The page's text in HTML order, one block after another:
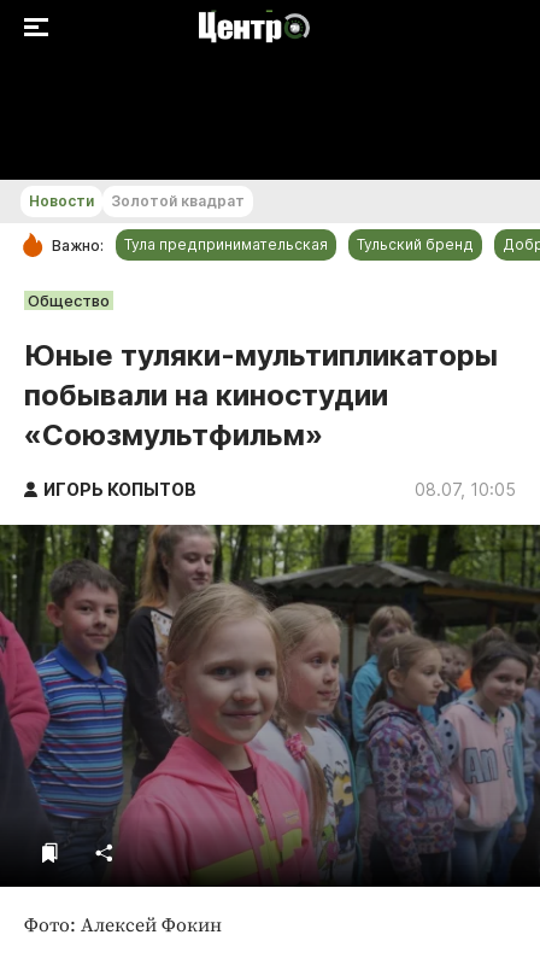
РУБРИКИ
Культура
Происшествия
Спорт
Тульский бренд
Тула предпринимательская
ДоброЦентр
Голодный шпион
Новости Золотой квадрат
Важно: Тула предпринимательская Тульский бренд
Общество
Юные туляки-мультипликаторы
побывали на киностудии
«Союзмультфильм»
ИГОРЬ КОПЫТОВ 08.07, 10:05
Фото: Алексей Фокин